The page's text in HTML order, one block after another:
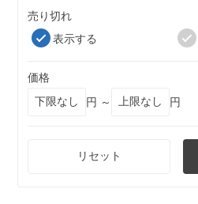
売り切れ
表示する
価格
円 ～
円
リセット